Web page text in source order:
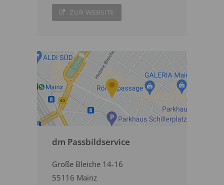
ZUR WEBSITE
dm Passbildservice
Große Bleiche 14-16
55116 Mainz